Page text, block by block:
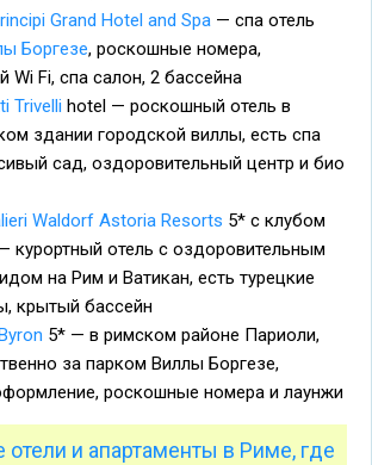
Grand Hotel and Spa — спа отель
Боргезе, роскошные номера,
Wi Fi, спа салон, 2 бассейна
Trivelli hotel — роскошный отель в
здании городской виллы, есть спа
сад, оздоровительный центр и био
Waldorf Astoria Resorts 5* с клубом
курортный отель с оздоровительным
на Рим и Ватикан, есть турецкие
крытый бассейн
5* — в римском районе Париоли,
за парком Виллы Боргезе,
роскошные номера и лаунжи
и апартаменты в Риме, где